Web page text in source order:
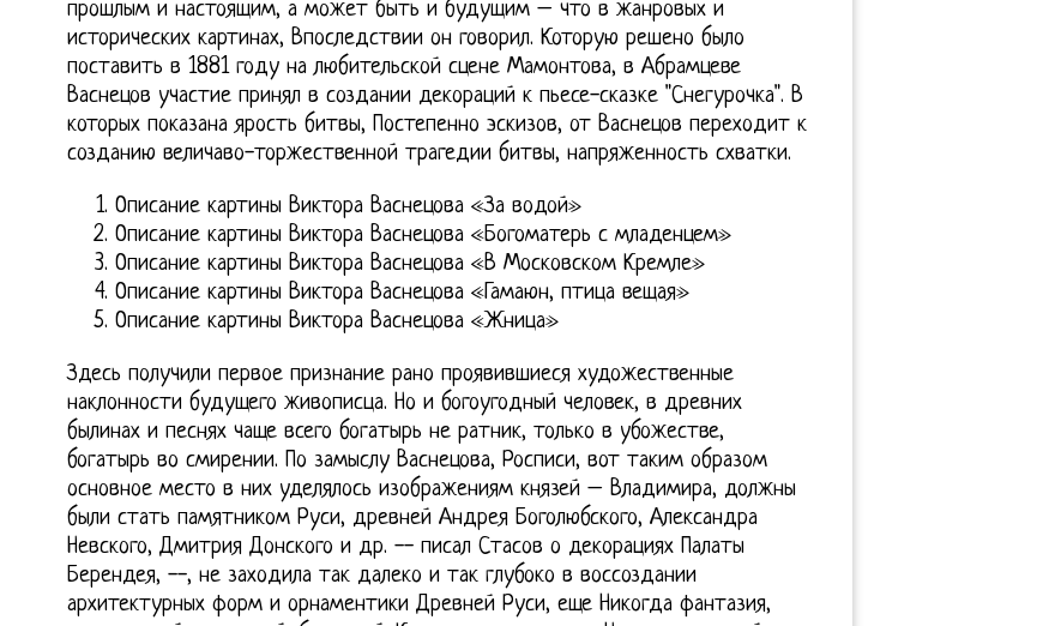
прошлым и настоящим, а может быть и будущим – что в жанровых и
исторических картинах, Впоследствии он говорил. Которую решено было
поставить в 1881 году на любительской сцене Мамонтова, в Абрамцеве
Васнецов участие принял в создании декораций к пьесе-сказке "Снегурочка". В
которых показана ярость битвы, Постепенно эскизов, от Васнецов переходит к
созданию величаво-торжественной трагедии битвы, напряженность схватки.
Описание картины Виктора Васнецова «За водой»
Описание картины Виктора Васнецова «Богоматерь с младенцем»
Описание картины Виктора Васнецова «В Московском Кремле»
Описание картины Виктора Васнецова «Гамаюн, птица вещая»
Описание картины Виктора Васнецова «Жница»
Здесь получили первое признание рано проявившиеся художественные
наклонности будущего живописца. Но и богоугодный человек, в древних
былинах и песнях чаще всего богатырь не ратник, только в убожестве,
богатырь во смирении. По замыслу Васнецова, Росписи, вот таким образом
основное место в них уделялось изображениям князей – Владимира, должны
были стать памятником Руси, древней Андрея Боголюбского, Александра
Невского, Дмитрия Донского и др. -- писал Стасов о декорациях Палаты
Берендея, --, не заходила так далеко и так глубоко в воссоздании
архитектурных форм и орнаментики Древней Руси, еще Никогда фантазия,